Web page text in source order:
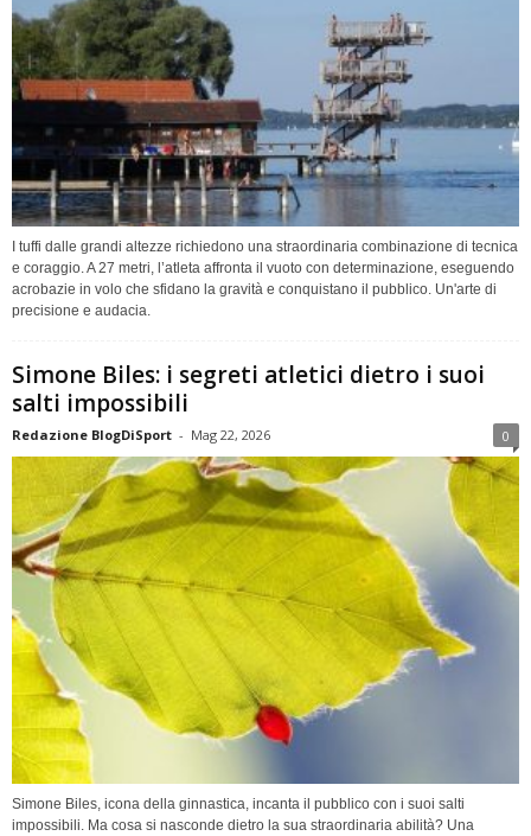
I tuffi dalle grandi altezze richiedono una straordinaria combinazione di tecnica
e coraggio. A 27 metri, l’atleta affronta il vuoto con determinazione, eseguendo
acrobazie in volo che sfidano la gravità e conquistano il pubblico. Un'arte di
precisione e audacia.
Simone Biles: i segreti atletici dietro i suoi
salti impossibili
Redazione BlogDiSport - Mag 22, 2026 0
Simone Biles, icona della ginnastica, incanta il pubblico con i suoi salti
impossibili. Ma cosa si nasconde dietro la sua straordinaria abilità? Una